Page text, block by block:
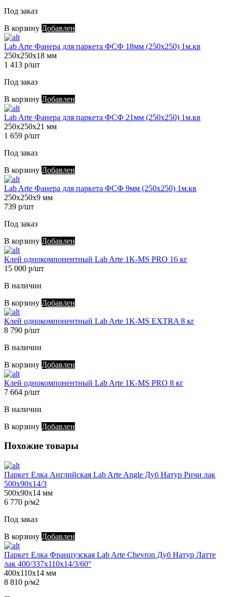
Под заказ
В корзину Добавлен
Lab Arte Фанера для паркета ФСФ 18мм (250х250) 1м.кв
250х250х18 мм
1 413 р/шт
Под заказ
В корзину Добавлен
Lab Arte Фанера для паркета ФСФ 21мм (250х250) 1м.кв
250х250х21 мм
1 659 р/шт
Под заказ
В корзину Добавлен
Lab Arte Фанера для паркета ФСФ 9мм (250х250) 1м.кв
250х250х9 мм
739 р/шт
Под заказ
В корзину Добавлен
Клей однокомпонентный Lab Arte 1K-MS PRO 16 кг
15 000 р/шт
В наличии
В корзину Добавлен
Клей однокомпонентный Lab Arte 1K-MS EXTRA 8 кг
8 790 р/шт
В наличии
В корзину Добавлен
Клей однокомпонентный Lab Arte 1K-MS PRO 8 кг
7 664 р/шт
В наличии
В корзину Добавлен
Похожие товары
Паркет Елка Английская Lab Arte Angle Дуб Натур Ричи лак
500х90х14/3
500х90х14 мм
6 770 р/м2
Под заказ
В корзину Добавлен
Паркет Елка Французская Lab Arte Chevron Дуб Натур Латте
лак 400/337х110х14/3/60°
400х110х14 мм
8 810 р/м2